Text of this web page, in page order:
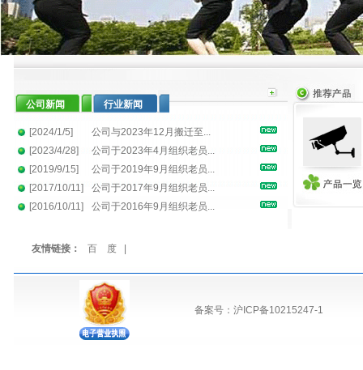
公司新闻 行业新闻
[2024/1/5]
公司与2023年12月搬迁至...
[2023/4/28]
公司于2023年4月组织老员...
[2019/9/15]
公司于2019年9月组织老员...
[2017/10/11]
公司于2017年9月组织老员...
[2016/10/11]
公司于2016年9月组织老员...
手提电脑外壳 手提电脑外壳
友情链接： 百 度
备案号：沪ICP备10215247-1